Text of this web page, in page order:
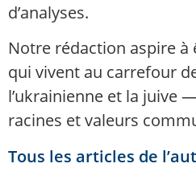
d’analyses.
Notre rédaction aspire à
qui vivent au carrefour
l’ukrainienne et la juive
racines et valeurs
Tous les articles de